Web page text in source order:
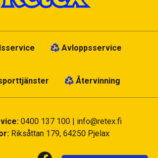
Avloppsservice
Återvinning
0400 137 100| info@retex.fi
Riksåttan 179, 64250 Pjelax